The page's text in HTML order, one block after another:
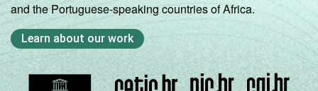
Brasil: TIC Kids Online Brasil 2025 [Tabelas].
and the Portuguese-speaking countries of Africa.
Learn about our work